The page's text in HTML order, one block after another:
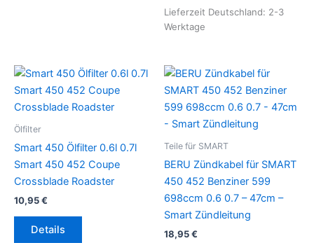
Lieferzeit Deutschland: 2-3
Werktage
Ölfilter
Smart 450 Ölfilter 0.6l 0.7l
Smart 450 452 Coupe
Crossblade Roadster
10,95€
Details
Teile für SMART
BERU Zündkabel für SMART
450 452 Benziner 599
698ccm 0.6 0.7 – 47cm –
Smart Zündleitung
18,95€